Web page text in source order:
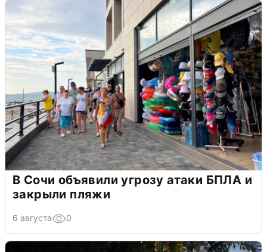
В Сочи объявили угрозу атаки БПЛА и
закрыли пляжи
6 августа 0